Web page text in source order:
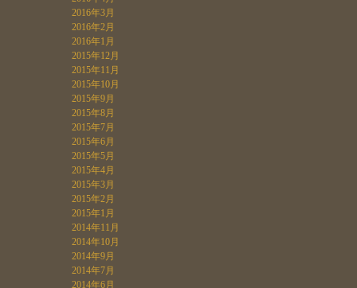
2016年3月
2016年2月
2016年1月
2015年12月
2015年11月
2015年10月
2015年9月
2015年8月
2015年7月
2015年6月
2015年5月
2015年4月
2015年3月
2015年2月
2015年1月
2014年11月
2014年10月
2014年9月
2014年7月
2014年6月